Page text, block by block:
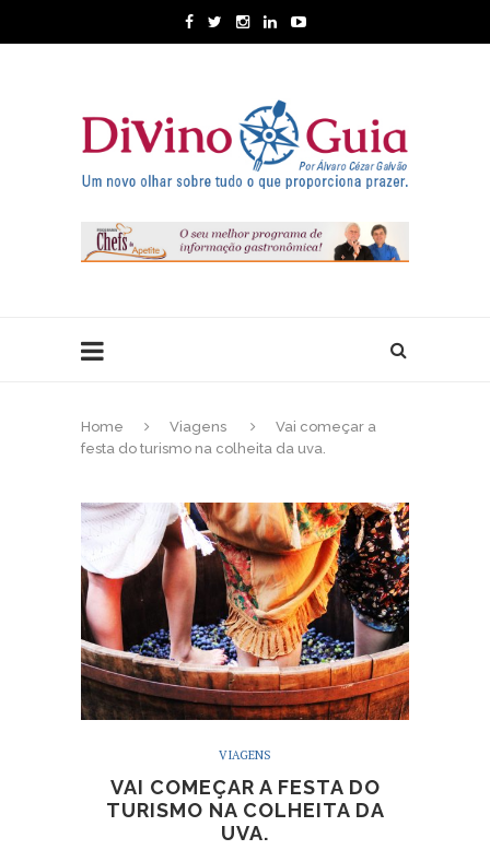
Home Viagens
Vai começar a
festa do turismo na colheita da uva.
VIAGENS
VAI COMEÇAR A FESTA DO
TURISMO NA COLHEITA DA
UVA.